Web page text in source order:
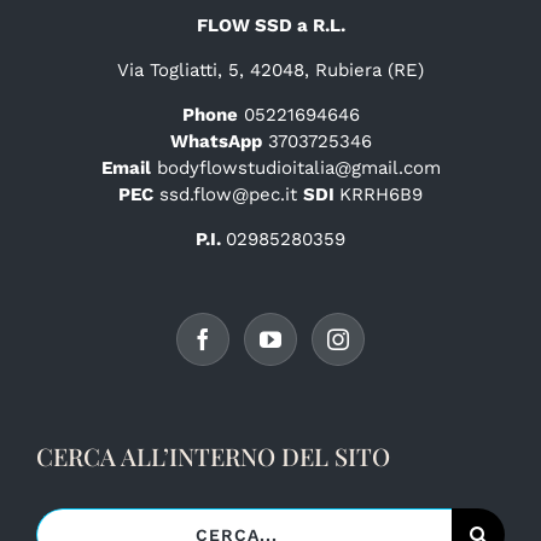
FLOW SSD a R.L.
Via Togliatti, 5, 42048, Rubiera (RE)
Phone05221694646
WhatsApp3703725346
Email bodyflowstudioitalia@gmail.com
PEC ssd.flow@pec.it SDI KRRH6B9
P.I. 02985280359
CERCA ALL’INTERNO DEL SITO
Cerca